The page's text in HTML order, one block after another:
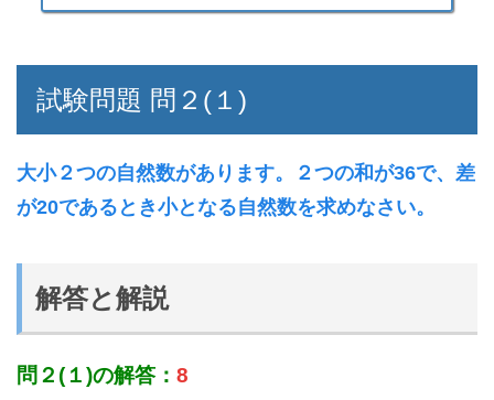
試験問題 問２(１)
大小２つの自然数があります。２つの和が36で、差
が20であるとき小となる自然数を求めなさい。
解答と解説
問２(１)の解答： 8